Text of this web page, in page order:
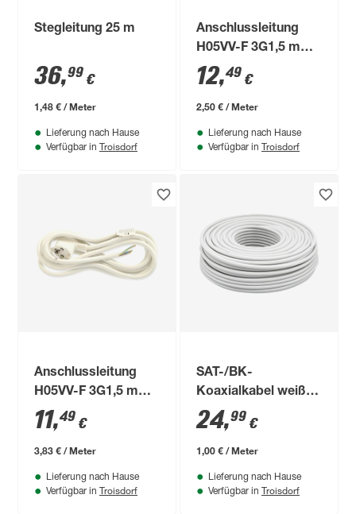
Stegleitung 25 m
36,99 €
1,48 € / Meter
Lieferung nach Hause
Verfügbar in Troisdorf
Anschlussleitung
H05VV-F 3G1,5 mm²
weiß 5 m
12,49 €
2,50 € / Meter
Lieferung nach Hause
Verfügbar in Troisdorf
Anschlussleitung
H05VV-F 3G1,5 mm²
weiß 3 m
11,49 €
3,83 € / Meter
Lieferung nach Hause
Verfügbar in Troisdorf
SAT-/BK-
Koaxialkabel weiß
90 dB 25 m
24,99 €
1,00 € / Meter
Lieferung nach Hause
Verfügbar in Troisdorf